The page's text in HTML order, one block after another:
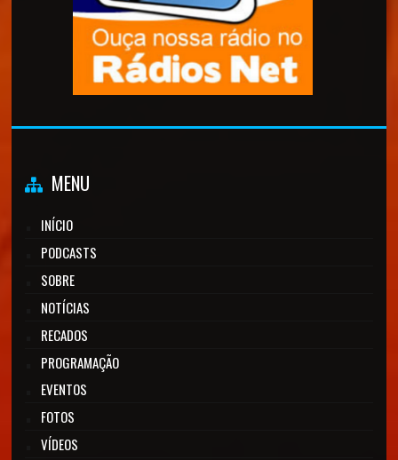
MENU
INÍCIO
PODCASTS
SOBRE
NOTÍCIAS
RECADOS
PROGRAMAÇÃO
EVENTOS
FOTOS
VÍDEOS